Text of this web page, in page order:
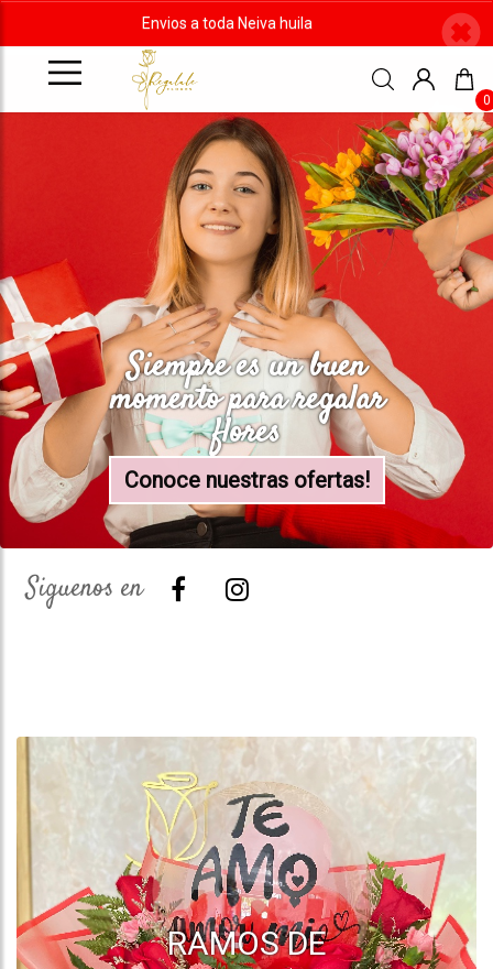
Envios a toda Neiva huila
0
Siempre es un buen
momento para regalar
flores
Conoce nuestras ofertas!
Siguenos en
RAMOS DE